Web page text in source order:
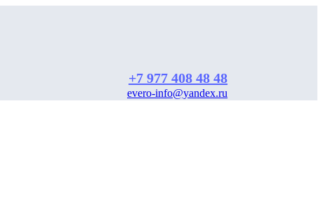
+7 977 408 48 48
evero-info@yandex.ru